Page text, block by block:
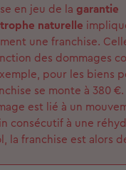
en jeu de la garantie
naturelle
une franchise.
des dommages
pour les biens
se monte à 380 €.
est lié à un
consécutif à une
la franchise est alors